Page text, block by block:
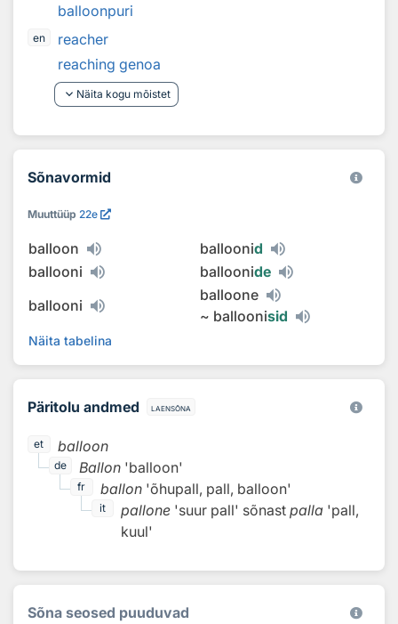
balloonpuri
en
reacher
reaching genoa
keyboard_arrow_down Näita kogu mõistet
Sõnavormid
Muuttüüp 22e
balloon balloonid
ballooni
balloonide
ballooni
balloone
~ balloonisid
Näita tabelina
Päritolu andmed laensõna
et balloon
de Ballon 'balloon'
fr ballon 'õhupall, pall, balloon'
it pallone 'suur pall' sõnast palla'pall,
kuul'
Sõna seosed puuduvad